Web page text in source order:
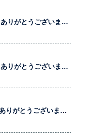
りがとうございま…
りがとうございま…
りがとうございま…